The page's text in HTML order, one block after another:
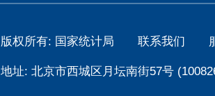
版权所有: 国家统计局 联系我们
地址: 北京市西城区月坛南街57号